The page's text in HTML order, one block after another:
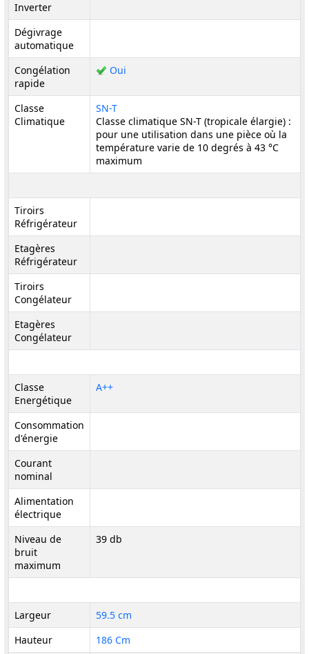
Inverter
Dégivrage
automatique
Congélation
rapide
Oui
Classe
Climatique
SN-T
Classe climatique SN-T (tropicale élargie) :
pour une utilisation dans une pièce où la
température varie de 10 degrés à 43 °C
maximum
Tiroirs
Réfrigérateur
Etagères
Réfrigérateur
Tiroirs
Congélateur
Etagères
Congélateur
Classe
Energétique
A++
Consommation
d'énergie
Courant
nominal
Alimentation
électrique
Niveau de
bruit
maximum
39 db
Largeur
59.5 cm
Hauteur
186 Cm